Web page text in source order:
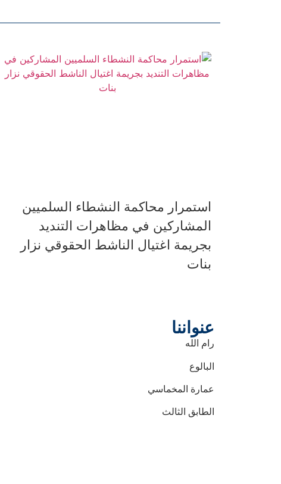
استمرار محاكمة النشطاء السلميين
المشاركين في مظاهرات التنديد
بجريمة اغتيال الناشط الحقوقي نزار
بنات
عنواننا
رام الله
البالوع
عمارة المخماسي
الطابق الثالث